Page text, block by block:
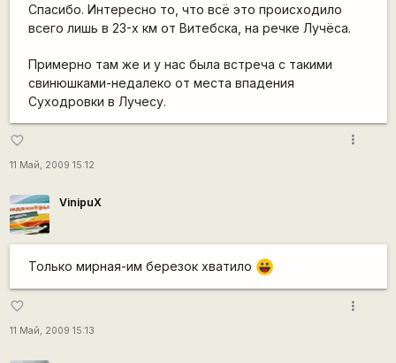
Спасибо. Интересно то, что всё это происходило
всего лишь в 23-х км от Витебска, на речке Лучёса.
Примерно там же и у нас была встреча с такими
свинюшками-недалеко от места впадения
Суходровки в Лучесу.
favorite_border
11 Май, 2009 15:12
more_vert
VinipuX
Только мирная-им березок хватило |-))
favorite_border
11 Май, 2009 15:13
more_vert